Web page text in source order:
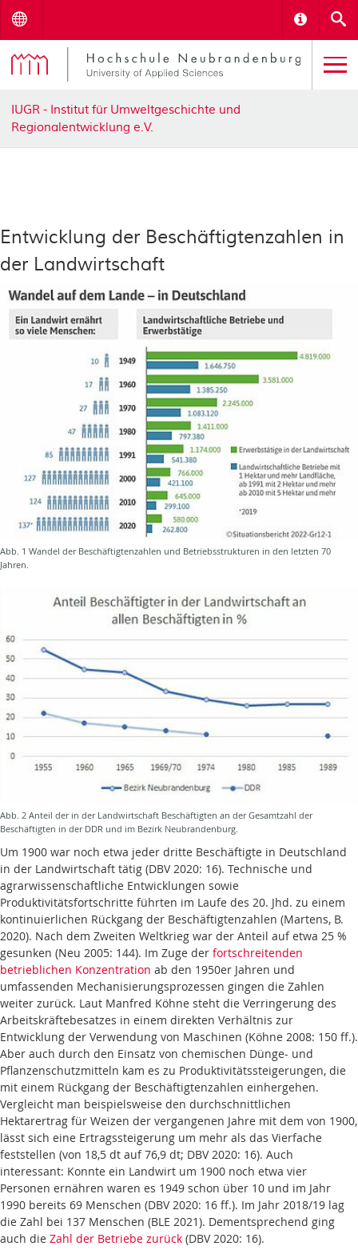
IUGR - Institut für Umweltgeschichte und
Regionalentwicklung e.V.
Entwicklung der Beschäftigtenzahlen in
der Landwirtschaft
Abb. 1 Wandel der Beschäftigtenzahlen und Betriebsstrukturen in den letzten 70
Jahren.
Abb. 2 Anteil der in der Landwirtschaft Beschäftigten an der Gesamtzahl der
Beschäftigten in der DDR und im Bezirk Neubrandenburg.
Um 1900 war noch etwa jeder dritte Beschäftigte in Deutschland
in der Landwirtschaft tätig (DBV 2020: 16). Technische und
agrarwissenschaftliche Entwicklungen sowie
Produktivitätsfortschritte führten im Laufe des 20. Jhd. zu einem
kontinuierlichen Rückgang der Beschäftigtenzahlen (Martens, B.
2020). Nach dem Zweiten Weltkrieg war der Anteil auf etwa 25 %
gesunken (Neu 2005: 144). Im Zuge der fortschreitenden
betrieblichen Konzentration ab den 1950er Jahren und
umfassenden Mechanisierungsprozessen gingen die Zahlen
weiter zurück. Laut Manfred Köhne steht die Verringerung des
Arbeitskräftebesatzes in einem direkten Verhältnis zur
Entwicklung der Verwendung von Maschinen (Köhne 2008: 150 ff.).
Aber auch durch den Einsatz von chemischen Dünge- und
Pflanzenschutzmitteln kam es zu Produktivitätssteigerungen, die
mit einem Rückgang der Beschäftigtenzahlen einhergehen.
Vergleicht man beispielsweise den durchschnittlichen
Hektarertrag für Weizen der vergangenen Jahre mit dem von 1900,
lässt sich eine Ertragssteigerung um mehr als das Vierfache
feststellen (von 18,5 dt auf 76,9 dt; DBV 2020: 16). Auch
interessant: Konnte ein Landwirt um 1900 noch etwa vier
Personen ernähren waren es 1949 schon über 10 und im Jahr
1990 bereits 69 Menschen (DBV 2020: 16 ff.). Im Jahr 2018/19 lag
die Zahl bei 137 Menschen (BLE 2021). Dementsprechend ging
auch die Zahl der Betriebe zurück (DBV 2020: 16).